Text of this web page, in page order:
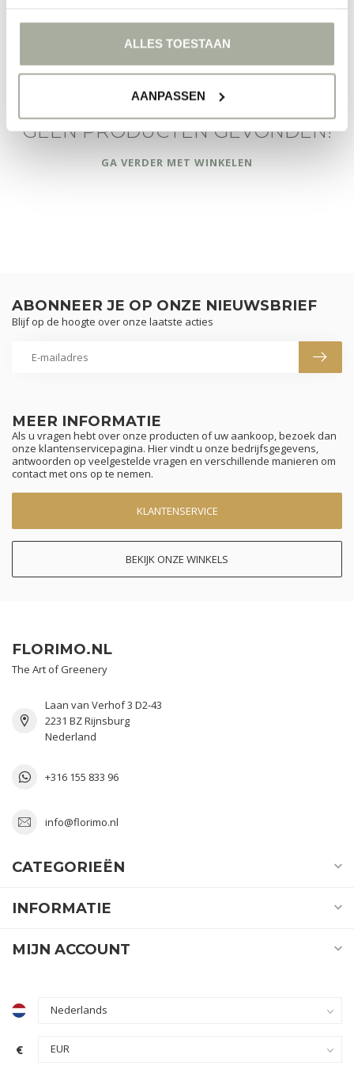
ALLES TOESTAAN
AANPASSEN
FILTERS
GEEN PRODUCTEN GEVONDEN!
GA VERDER MET WINKELEN
MEER INFORMATIE
Als u vragen hebt over onze producten of uw aankoop, bezoek dan
onze klantenservicepagina. Hier vindt u onze bedrijfsgegevens,
antwoorden op veelgestelde vragen en verschillende manieren om
contact met ons op te nemen.
KLANTENSERVICE
BEKIJK ONZE WINKELS
ABONNEER JE OP ONZE NIEUWSBRIEF
Blijf op de hoogte over onze laatste acties
FLORIMO.NL
The Art of Greenery
Laan van Verhof 3 D2-43
2231 BZ Rijnsburg
Nederland
+316 155 833 96
info@florimo.nl
CATEGORIEËN
INFORMATIE
MIJN ACCOUNT
€